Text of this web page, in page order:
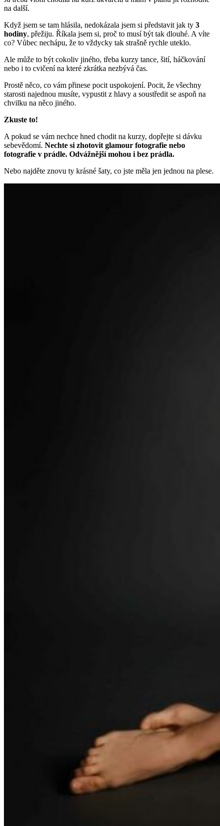
na další.
Když jsem se tam hlásila, nedokázala jsem si představit jak ty 3
hodiny, přežiju. Říkala jsem si, proč to musí být tak dlouhé. A víte
co? Vůbec nechápu, že to vždycky tak strašně rychle uteklo.
Ale může to být cokoliv jiného, třeba kurzy tance, šití, háčkování
nebo i to cvičení na které zkrátka nezbývá čas.
Prostě něco, co vám přinese pocit uspokojení. Pocit, že všechny
starosti najednou musíte, vypustit z hlavy a soustředit se aspoň na
chvilku na něco jiného.
Zkuste to!
A pokud se vám nechce hned chodit na kurzy, dopřejte si dávku
sebevědomí. Nechte si zhotovit glamour fotografie nebo
fotografie v prádle. Odvážnější mohou i bez prádla.
Nebo najděte znovu ty krásné šaty, co jste měla jen jednou na plese.